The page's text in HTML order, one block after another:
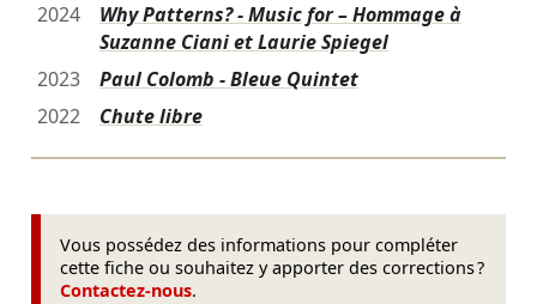
2024
Why Patterns? - Music for – Hommage à
Suzanne Ciani et Laurie Spiegel
2023
Paul Colomb - Bleue Quintet
2022
Chute libre
Vous possédez des informations pour compléter
cette fiche ou souhaitez y apporter des corrections ?
Contactez-nous.